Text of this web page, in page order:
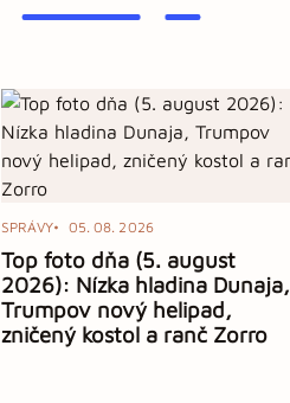
SPRÁVY 05. 08. 2026
Top foto dňa (5. august
2026): Nízka hladina Dunaja,
Trumpov nový helipad,
zničený kostol a ranč Zorro